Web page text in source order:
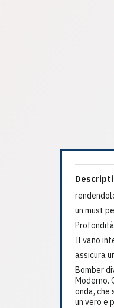
un must
Il vano
assicura
Bomber
Moderno.
onda, che
un vero e